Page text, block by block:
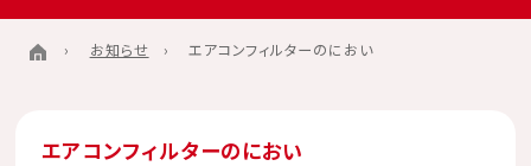
お知らせ エアコンフィルターのにおい
エアコンフィルターのにおい